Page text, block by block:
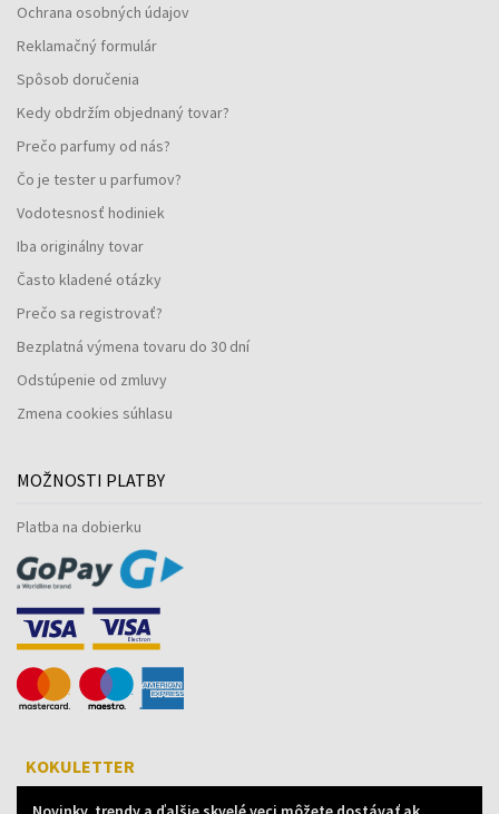
Ochrana osobných údajov
Reklamačný formulár
Spôsob doručenia
Kedy obdržím objednaný tovar?
Prečo parfumy od nás?
Čo je tester u parfumov?
Vodotesnosť hodiniek
Iba originálny tovar
Často kladené otázky
Prečo sa registrovať?
Bezplatná výmena tovaru do 30 dní
Odstúpenie od zmluvy
Zmena cookies súhlasu
MOŽNOSTI PLATBY
Platba na dobierku
KOKULETTER